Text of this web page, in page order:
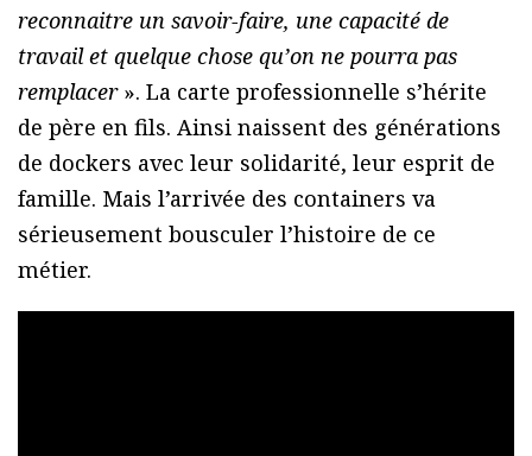
reconnaitre un savoir-faire, une capacité de
travail et quelque chose qu’on ne pourra pas
remplacer ». La carte professionnelle s’hérite
de père en fils. Ainsi naissent des générations
de dockers avec leur solidarité, leur esprit de
famille. Mais l’arrivée des containers va
sérieusement bousculer l’histoire de ce
métier.